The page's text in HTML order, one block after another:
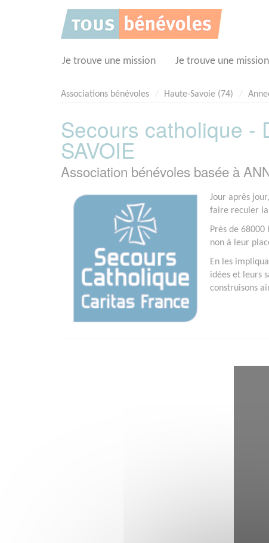
Je trouve une mission Je trouve une
Associations bénévoles Haute-Savoie (74)
Secours catholique -
SAVOIE
Association bénévoles basée à
Jour après
faire reculer
Près de
non à leur
En les
idées et leurs
construisons